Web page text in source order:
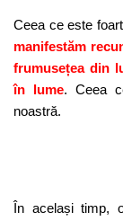
Ceea ce este
manifestăm
frumusețea din
în lume. Ceea
noastră.
În același timp,